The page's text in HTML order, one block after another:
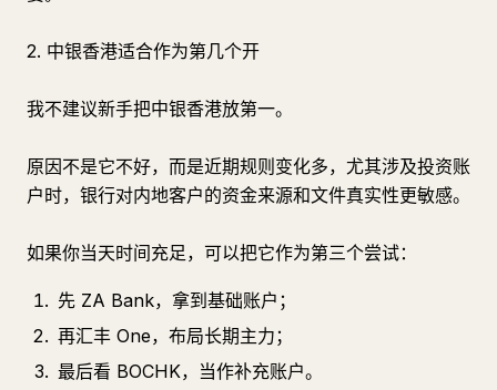
2. 中银香港适合作为第几个开
我不建议新手把中银香港放第一。
原因不是它不好，而是近期规则变化多，尤其涉及投资账
户时，银行对内地客户的资金来源和文件真实性更敏感。
如果你当天时间充足，可以把它作为第三个尝试：
先 ZA Bank，拿到基础账户；
再汇丰 One，布局长期主力；
最后看 BOCHK，当作补充账户。